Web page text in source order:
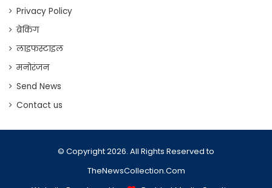
Privacy Policy
ब्रेकिंग
लाइफस्टाइल
मनोरंजन
Send News
Contact us
© Copyright 2026. All Rights Reserved to
TheNewsCollection.Com